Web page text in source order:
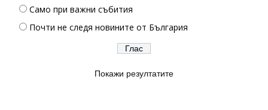
Само при важни събития
Почти не следя новините от България
Покажи резултатите